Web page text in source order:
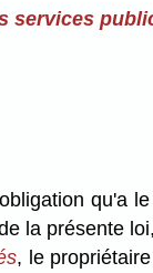
services
qu'a
la présente
, le